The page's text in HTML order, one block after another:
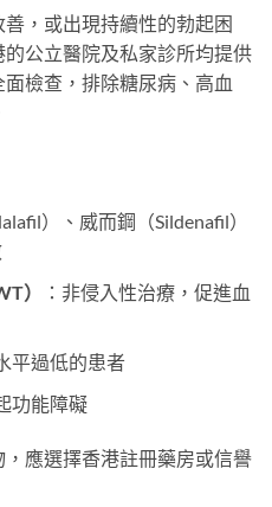
，或出現持續性的勃起困
公立醫院及私家診所均提供
檢查，排除糖尿病、高血
）、威而鋼（Sildenafil）
）
：非侵入性治療，促進血
平過低的患者
功能障礙
應選擇香港註冊藥房或信譽